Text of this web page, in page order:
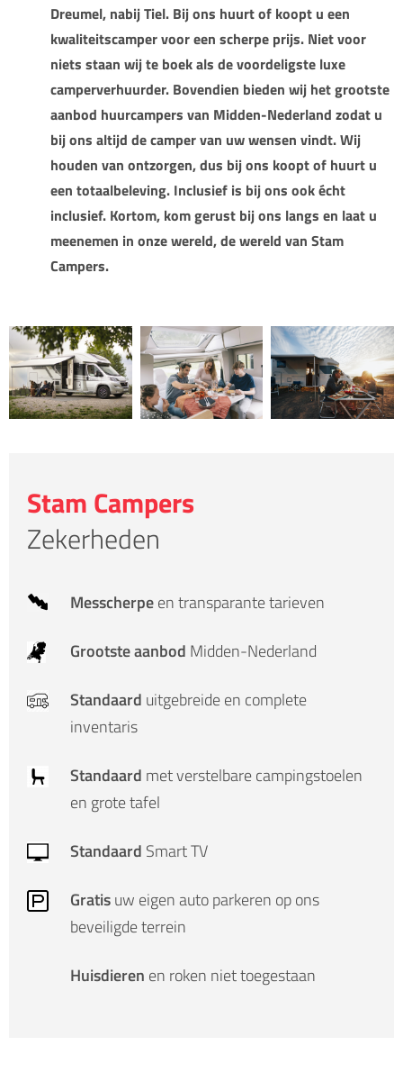
Dreumel, nabij Tiel. Bij ons huurt of koopt u een
kwaliteitscamper voor een scherpe prijs. Niet voor
niets staan wij te boek als de voordeligste luxe
camperverhuurder. Bovendien bieden wij het grootste
aanbod huurcampers van Midden-Nederland zodat u
bij ons altijd de camper van uw wensen vindt. Wij
houden van ontzorgen, dus bij ons koopt of huurt u
een totaalbeleving. Inclusief is bij ons ook écht
inclusief. Kortom, kom gerust bij ons langs en laat u
meenemen in onze wereld, de wereld van Stam
Campers.
Stam Campers
Zekerheden
Messcherpeen transparante tarieven
Grootste aanbod Midden-Nederland
Standaard uitgebreide en complete
inventaris
Standaard met verstelbare campingstoelen
en grote tafel
Standaard Smart TV
Gratisuw eigen auto parkeren op ons
beveiligde terrein
Huisdieren en roken niet toegestaan